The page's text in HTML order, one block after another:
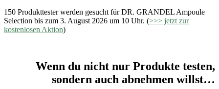
150 Produkttester werden gesucht für DR. GRANDEL Ampoule
Selection bis zum 3. August 2026 um 10 Uhr. (>>> jetzt zur
kostenlosen Aktion)
Wenn du nicht nur Produkte testen,
sondern auch abnehmen willst…